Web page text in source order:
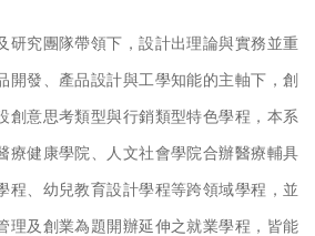
研究團隊帶領下，設計出理論與實務並重
開發、產品設計與工學知能的主軸下，創
創意思考類型與行銷類型特色學程，本系
療健康學院、人文社會學院合辦醫療輔具
程、幼兒教育設計學程等跨領域學程，並
理及創業為題開辦延伸之就業學程，皆能